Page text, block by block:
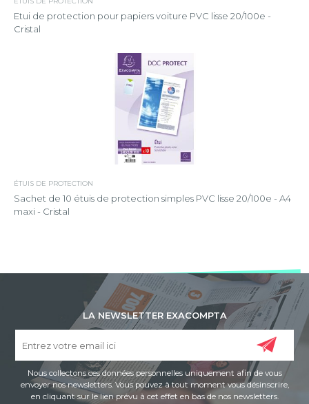
Etui de protection pour papiers voiture PVC lisse 20/100e -
Cristal
ÉTUIS DE PROTECTION
Sachet de 10 étuis de protection simples PVC lisse 20/100e - A4
maxi - Cristal
LA NEWSLETTER EXACOMPTA
Nous collectons ces données personnelles uniquement afin de vous
envoyer nos newsletters. Vous pouvez à tout moment vous désinscrire,
en cliquant sur le lien prévu à cet effet en bas de nos newsletters.